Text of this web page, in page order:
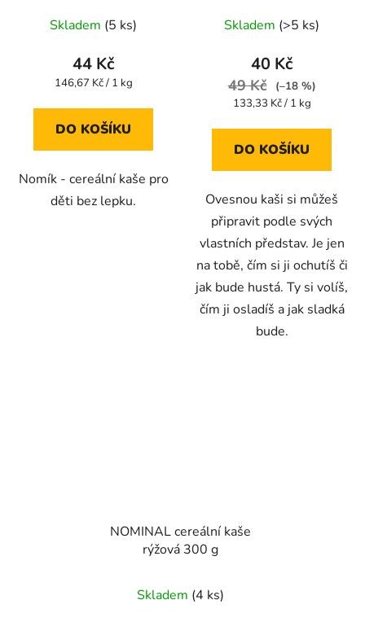
Skladem (5 ks)
44 Kč
Měrná
146,67 Kč / 1 kg
DO KOŠÍKU
Nomík - cereální kaše pro
děti bez lepku.
Skladem (>5 ks)
40 Kč
49 Kč
(–18 %)
Měrná
133,33 Kč / 1 kg
DO KOŠÍKU
Ovesnou kaši si můžeš
připravit podle svých
vlastních představ. Je jen
na tobě, čím si ji ochutíš či
jak bude hustá. Ty si volíš,
čím ji osladíš a jak sladká
bude.
NOMINAL cereální kaše
rýžová 300 g
Skladem (4 ks)